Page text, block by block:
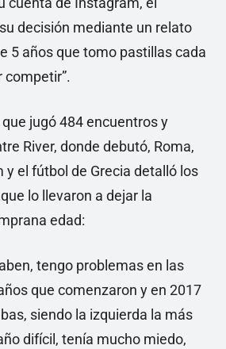
decisión mediante un relato
5 años que tomo pastillas cada
competir”.
jugó 484 encuentros y
River, donde debutó, Roma,
y el fútbol de Grecia detalló los
lo llevaron a dejar la
edad:
tengo problemas en las
que comenzaron y en 2017
siendo la izquierda la más
difícil, tenía mucho miedo,